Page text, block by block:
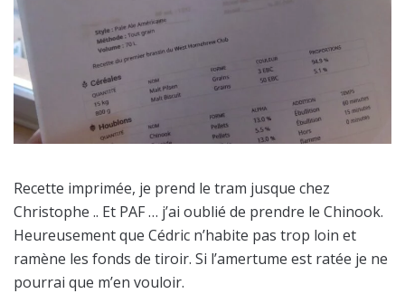
Recette imprimée, je prend le tram jusque chez
Christophe .. Et PAF … j’ai oublié de prendre le Chinook.
Heureusement que Cédric n’habite pas trop loin et
ramène les fonds de tiroir. Si l’amertume est ratée je ne
pourrai que m’en vouloir.